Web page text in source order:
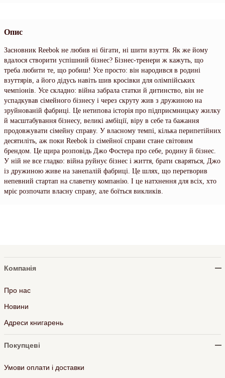
Опис
Засновник Reebok не любив ні бігати, ні шити взуття. Як же йому
вдалося створити успішний бізнес? Бізнес-тренери ж кажуть, що
треба любити те, що робиш! Усе просто: він народився в родині
взуттярів, а його дідусь навіть шив кросівки для олімпійських
чемпіонів. Усе складно: війна забрала статки й дитинство, він не
успадкував сімейного бізнесу і через скруту жив з дружиною на
зруйнованій фабриці. Це нетипова історія про підприємницьку жилку
й масштабування бізнесу, великі амбіції, віру в себе та бажання
продовжувати сімейну справу. У власному темпі, кілька перипетійних
десятиліть, аж поки Reebok із сімейної справи стане світовим
брендом. Це щира розповідь Джо Фостера про себе, родину й бізнес.
У ній не все гладко: війна руйнує бізнес і життя, брати сваряться, Джо
із дружиною живе на занепалій фабриці. Це шлях, що перетворив
непевний стартап на славетну компанію. І це натхнення для всіх, хто
мріє розпочати власну справу, але боїться викликів.
Компанія
Про нас
Новини
Адреси книгарень
Покупцеві
Умови оплати і доставки